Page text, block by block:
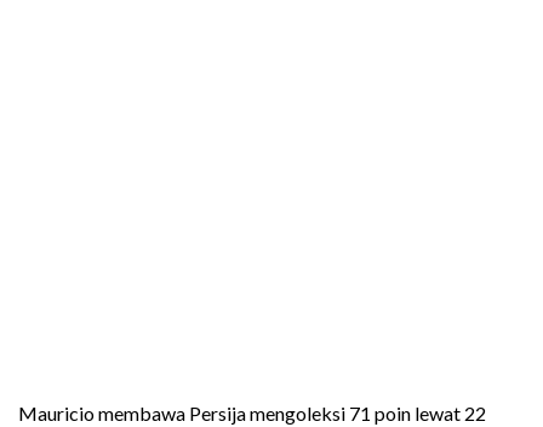
Mauricio membawa Persija mengoleksi 71 poin lewat 22